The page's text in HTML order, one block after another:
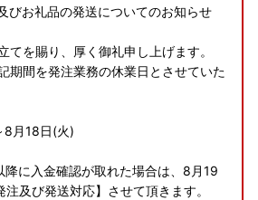
びお礼品の発送についてのお知らせ
てを賜り、厚く御礼申し上げます。
期間を発注業務の休業日とさせていた
8月18日(火)
に入金確認が取れた場合は、8月19
及び発送対応】させて頂きます。